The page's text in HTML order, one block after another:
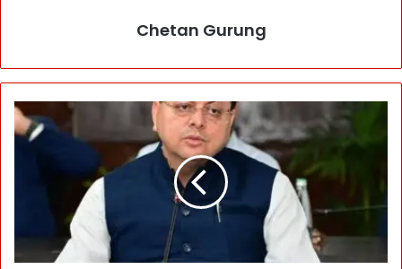
Chetan Gurung
ता
री
a